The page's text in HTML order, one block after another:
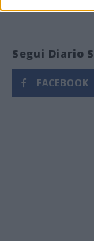
Segui Diario
FACEBOOK